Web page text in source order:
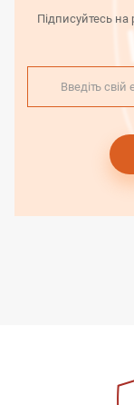
Підписуйтесь на